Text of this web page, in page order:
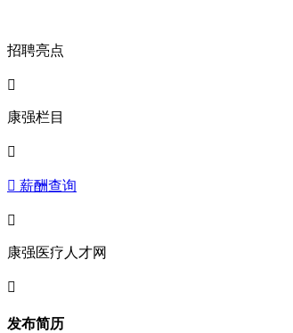
招聘亮点

康强栏目

 薪酬查询

康强医疗人才网

发布简历